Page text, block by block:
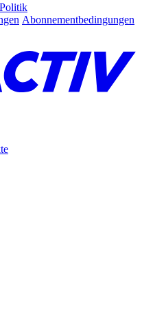
Abonnementbedingungen